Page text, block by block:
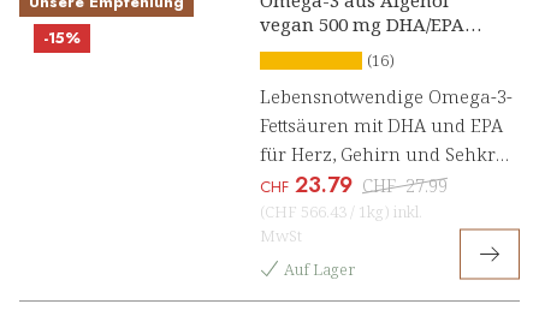
-15%
vegan 500 mg DHA/EPA
Kapseln
(16)
Lebensnotwendige Omega-3-
Fettsäuren mit DHA und EPA
für Herz, Gehirn und Sehkraft
[1, 2]
CHF 23.79 CHF 27.99
(CHF 566.43 / 1kg) inkl.
MwSt
Auf Lager